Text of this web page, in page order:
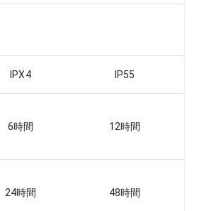
IPX4 IP55
6時間 12時間
24時間 48時間